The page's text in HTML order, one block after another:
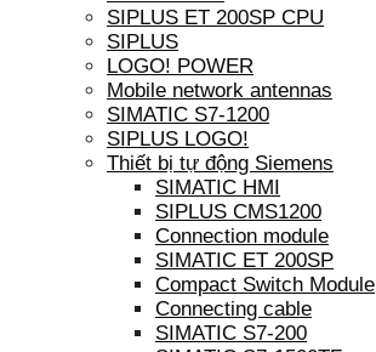
SIPLUS ET 200SP CPU
SIPLUS
LOGO! POWER
Mobile network antennas
SIMATIC S7-1200
SIPLUS LOGO!
Thiết bị tự động Siemens
SIMATIC HMI
SIPLUS CMS1200
Connection module
SIMATIC ET 200SP
Compact Switch Module
Connecting cable
SIMATIC S7-200